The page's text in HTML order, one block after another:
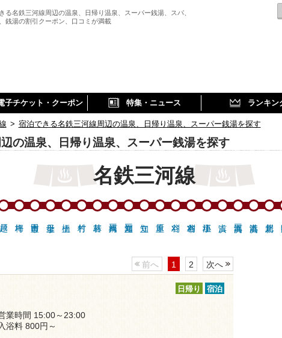
る名鉄三河線周辺の温泉、日帰り温泉、スーパー銭湯、スパ、
銭湯の割引クーポン、口コミが満載
子チケット・クーポン 特集・ニュース ランキン
> 宿泊できる名鉄三河線周辺の温泉、日帰り温泉、スーパー銭湯を探す
の温泉、日帰り温泉、スーパー銭湯を探す
名鉄三河線
前へ 1 2 次へ
日帰り 宿泊
業時間 15:00～23:00
浴料 800円～